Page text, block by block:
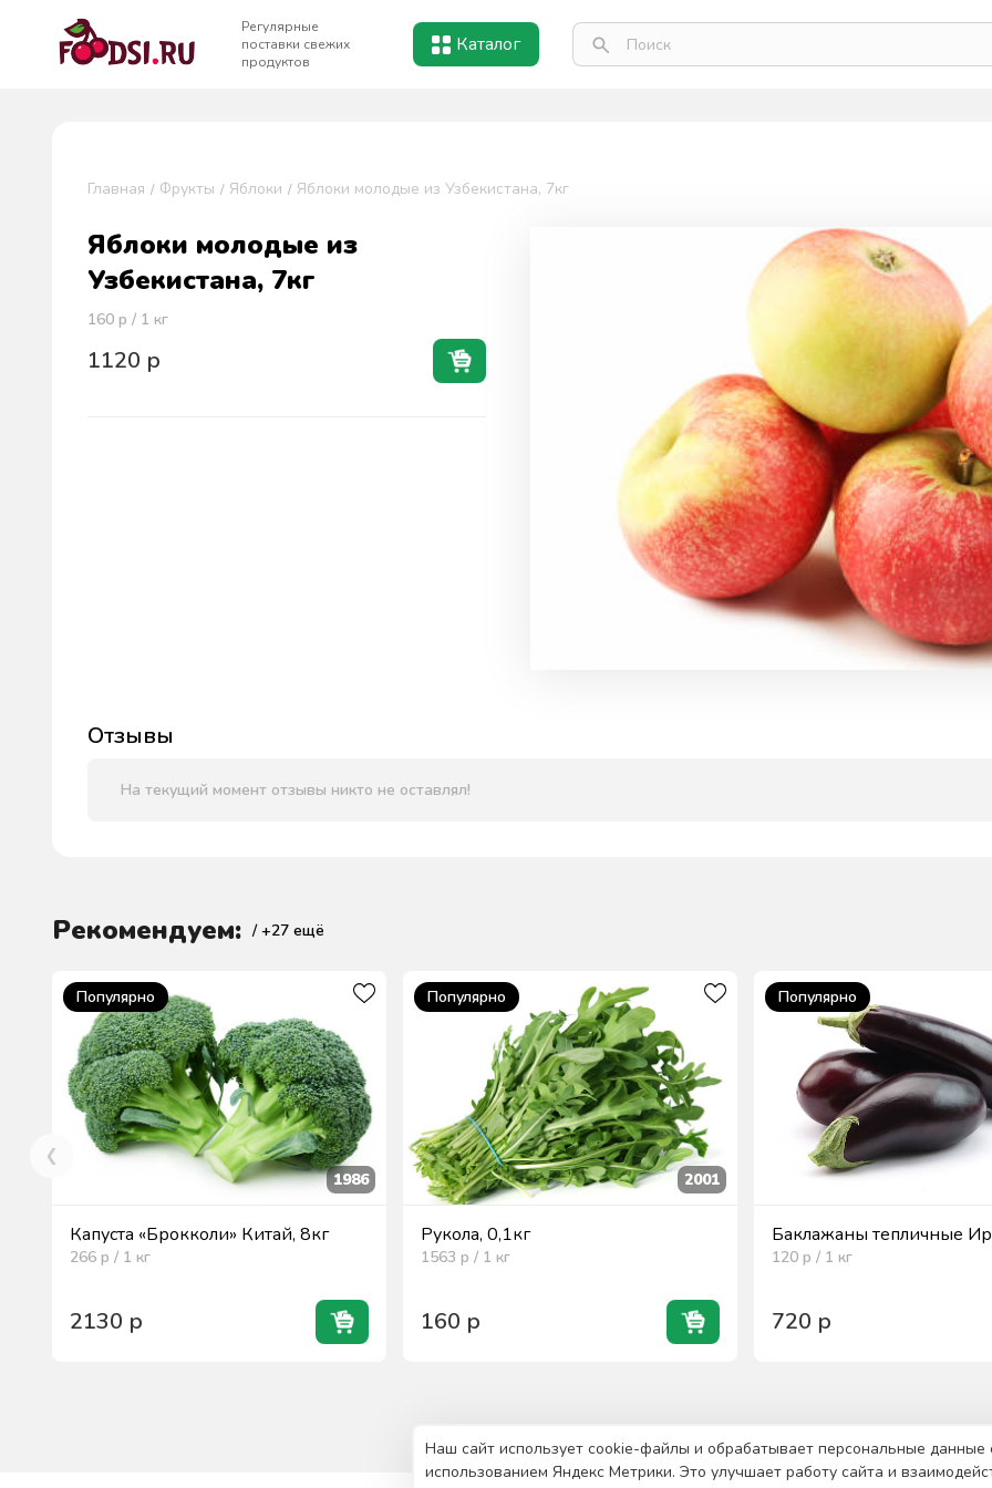
Регулярные
поставки свежих
продуктов
Каталог
Главная Фрукты Яблоки Яблоки молодые из Узбекистана, 7кг
Яблоки молодые из
Узбекистана, 7кг
160 р / 1 кг
1120 р
Отзывы
На текущий момент отзывы никто не оставлял!
Рекомендуем: / +27 ещё
Популярно
1986
Капуста «Брокколи» Китай, 8кг
266 р / 1 кг
2130 р
Популярно
2001
Рукола, 0,1кг
1563 р / 1 кг
160 р
Популярно
Баклажаны тепличные
120 р / 1 кг
720 р
Наш сайт использует cookie-файлы и обрабатывает персональные данные
использованием Яндекс Метрики. Это улучшает работу сайта и